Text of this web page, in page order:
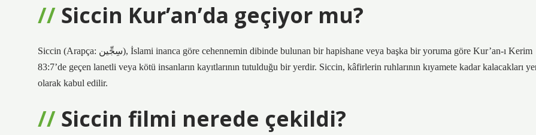
Siccin Kur’an’da geçiyor mu?
Siccin (Arapça: سِجِّين), İslami inanca göre cehennemin dibinde bulunan bir hapishane veya başka bir yoruma göre Kur’an-ı Kerim
83:7’de geçen lanetli veya kötü insanların kayıtlarının tutulduğu bir yerdir. Siccin, kâfirlerin ruhlarının kıyamete kadar kalacakları
olarak kabul edilir.
Siccin filmi nerede çekildi?